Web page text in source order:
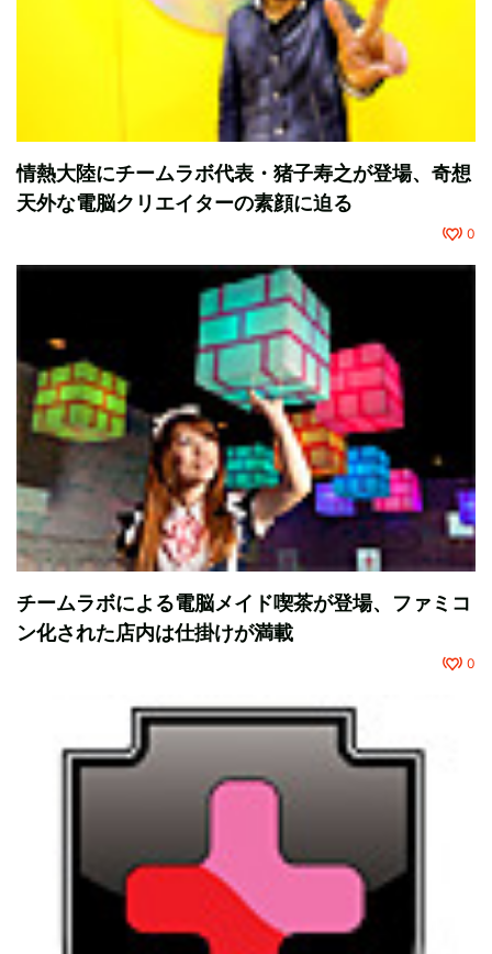
情熱大陸にチームラボ代表・猪子寿之が登場、奇想
天外な電脳クリエイターの素顔に迫る
0
チームラボによる電脳メイド喫茶が登場、ファミコ
ン化された店内は仕掛けが満載
0